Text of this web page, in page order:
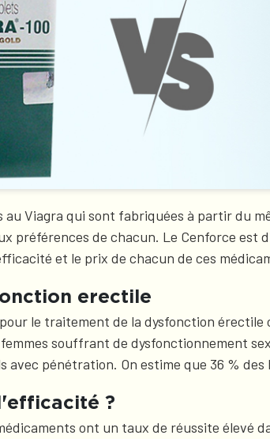
Viagra qui sont fabriquées à partir du
de chacun. Le Cenforce est
et le prix de chacun de ces
erectile
le traitement de la dysfonction
souffrant de dysfonctionnement
pénétration. On estime que 36 %
?
ont un taux de réussite élevé